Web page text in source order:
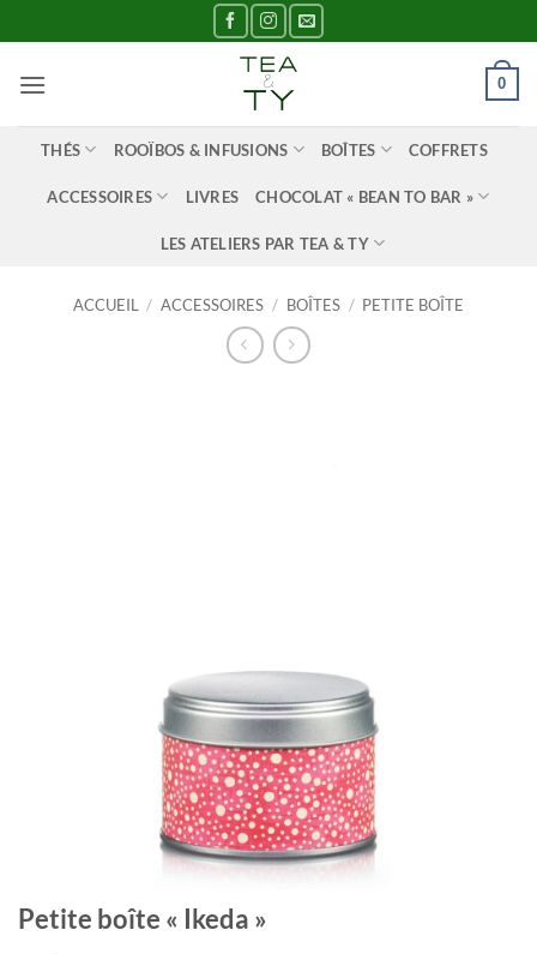
au
contenu
0
THÉS ROOÏBOS & INFUSIONS BOÎTES COFFRETS
ACCESSOIRES LIVRES CHOCOLAT « BEAN TO BAR »
LES ATELIERS PAR TEA & TY
ACCUEIL / ACCESSOIRES / BOÎTES / PETITE BOÎTE
Petite boîte « Ikeda »